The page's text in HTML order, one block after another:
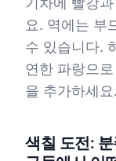
요. 역에는 부
수 있습니다.
연한 파랑으
을 추가하세요.
색칠 도전: